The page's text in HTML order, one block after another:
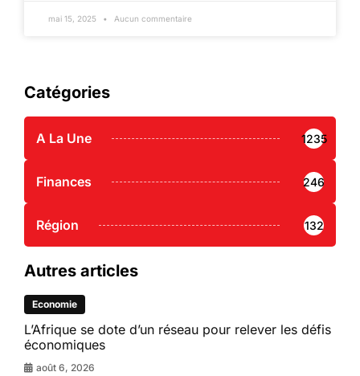
mai 15, 2025 Aucun commentaire
Catégories
A La Une 1235
Finances 246
Région 132
Autres articles
Economie
L’Afrique se dote d’un réseau pour relever les défis
économiques
août 6, 2026